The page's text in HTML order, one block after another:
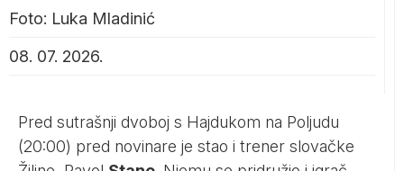
Foto: Luka Mladinić
08. 07. 2026.
Pred sutrašnji dvoboj s Hajdukom na Poljudu
(20:00) pred novinare je stao i trener slovačke